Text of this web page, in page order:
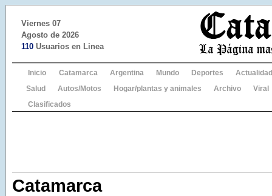
Viernes 07
Agosto de 2026
110 Usuarios en Linea
Inicio Catamarca Argentina Mundo Deportes
Actualidad
Salud
Autos/Motos Hogar/plantas y animales Archivo
Viral
Clasificados
Catamarca